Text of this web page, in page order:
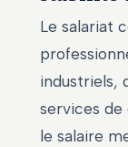
Le salariat
industriels,
services
le salaire